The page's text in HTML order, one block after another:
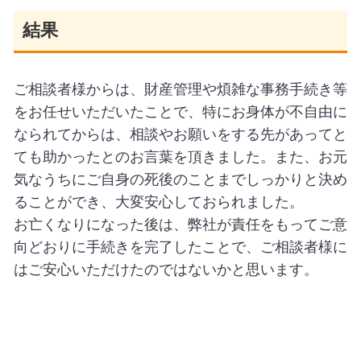
結果
ご相談者様からは、財産管理や煩雑な事務手続き等
をお任せいただいたことで、特にお身体が不自由に
なられてからは、相談やお願いをする先があってと
ても助かったとのお言葉を頂きました。また、お元
気なうちにご自身の死後のことまでしっかりと決め
ることができ、大変安心しておられました。
お亡くなりになった後は、弊社が責任をもってご意
向どおりに手続きを完了したことで、ご相談者様に
はご安心いただけたのではないかと思います。